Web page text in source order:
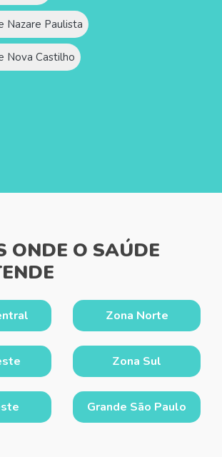
Nazare Paulista
Nova Castilho
ONDE O SAÚDE
Zona Norte
Oeste Zona Sul
Leste Grande São Paulo